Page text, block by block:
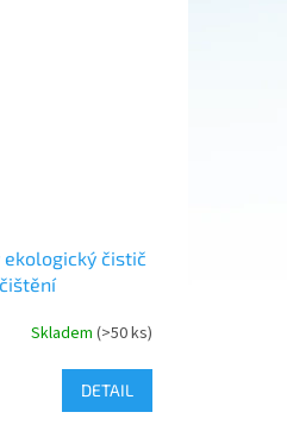
ekologický čistič
Skladem (>50 ks)
DETAIL